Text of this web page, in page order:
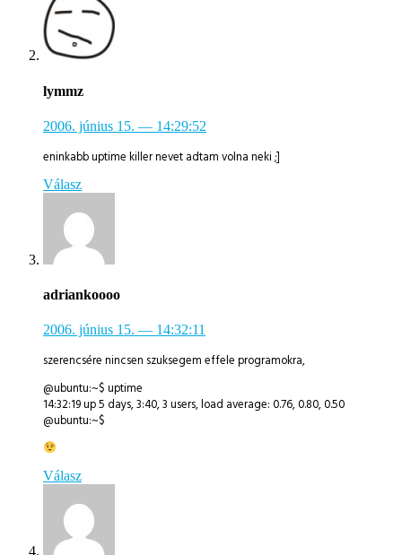
lymmz
2006. június 15. — 14:29:52
eninkabb uptime killer nevet adtam volna neki ;]
Válasz
adriankoooo
2006. június 15. — 14:32:11
szerencsére nincsen szuksegem effele programokra,
@ubuntu:~$ uptime
14:32:19 up 5 days, 3:40, 3 users, load average: 0.76, 0.80, 0.50
@ubuntu:~$
Válasz